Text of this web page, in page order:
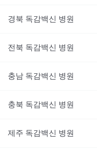
경북 독감백신 병원
전북 독감백신 병원
충남 독감백신 병원
충북 독감백신 병원
제주 독감백신 병원